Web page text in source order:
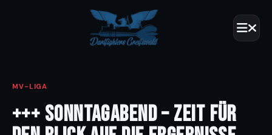
MV-LIGA
+++ SONNTAGABEND – ZEIT FÜR